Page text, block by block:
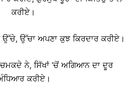
ਕਰੀਏ।
ਉੱਚਾ ਅਪਣਾ ਕੁਝ ਕਿਰਦਾਰ ਕਰੀਏ।
ਨੇ, ਸਿੱਖਾਂ ’ਚੋਂ ਅਗਿਆਨ ਦਾ ਦੂਰ
ਕਰੀਏ।